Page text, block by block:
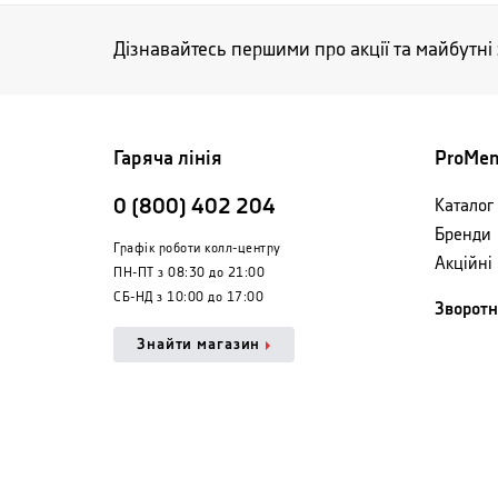
Дізнавайтесь першими про акції та майбутні
Гаряча лінія
0 (800) 402 204
Графік роботи колл-центру
ПН-ПТ з 08:30 до 21:00
СБ-НД з 10:00 до 17:00
Знайти магазин
Каталог
Бренди
Акційні